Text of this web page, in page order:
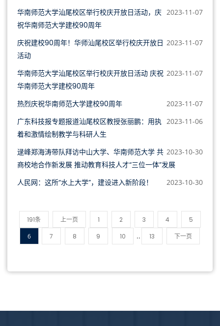
2023-11-07
华南师范大学汕尾校区举行校庆开放日活动，庆
祝华南师范大学建校90周年
2023-11-07
庆祝建校90周年！华师汕尾校区举行校庆开放日
活动
2023-11-07
华南师范大学汕尾校区举行校庆开放日活动 庆祝
华南师范大学建校90周年
2023-11-07
热烈庆祝华南师范大学建校90周年
2023-11-06
广东科技报专题报道汕尾校区教授张丽鹏：用执
着和激情绘制教学与科研人生
2023-10-30
逯峰郑海涛带队拜访中山大学、华南师范大学 共
商校地合作新发展 推动教育科技人才“三位一体”发展
2023-10-30
人民网：这所“水上大学”，建设进入新阶段！
191条 上一页 1 2 3 4
5
6
7 8 9 10 .. 13 下一页